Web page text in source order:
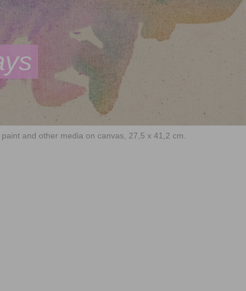
and other media on canvas, 27,5 x 41,2 cm.